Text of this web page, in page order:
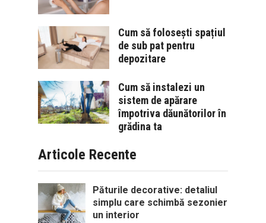
Cum să folosești spațiul
de sub pat pentru
depozitare
Cum să instalezi un
sistem de apărare
împotriva dăunătorilor în
grădina ta
Articole Recente
Păturile decorative: detaliul
simplu care schimbă sezonier
un interior